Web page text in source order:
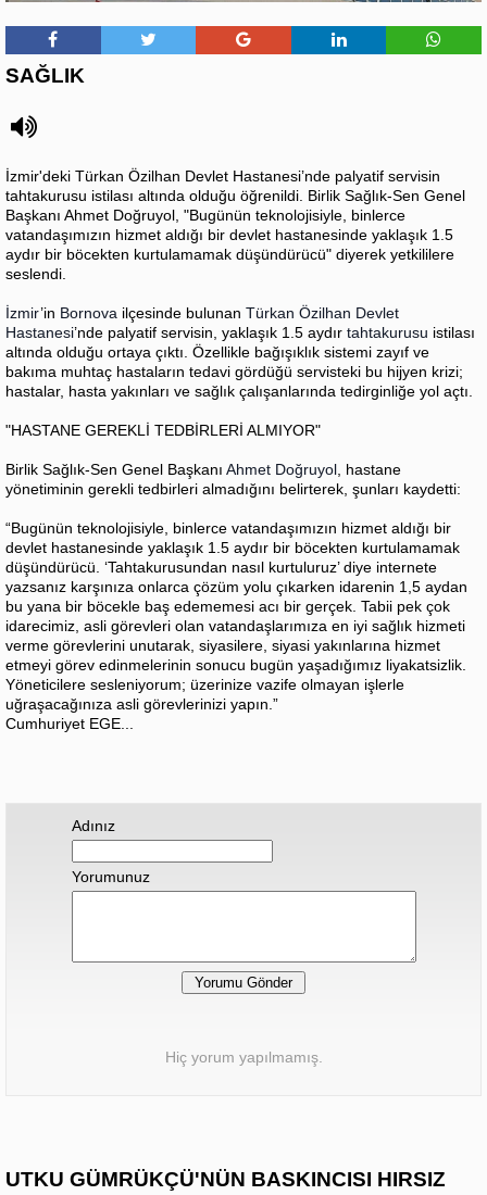
SAĞLIK
İzmir'deki Türkan Özilhan Devlet Hastanesi’nde palyatif servisin
tahtakurusu istilası altında olduğu öğrenildi. Birlik Sağlık-Sen Genel
Başkanı Ahmet Doğruyol, "Bugünün teknolojisiyle, binlerce
vatandaşımızın hizmet aldığı bir devlet hastanesinde yaklaşık 1.5
aydır bir böcekten kurtulamamak düşündürücü" diyerek yetkililere
seslendi.
İzmir’in Bornova ilçesinde bulunan Türkan Özilhan Devlet
Hastanesi’nde palyatif servisin, yaklaşık 1.5 aydır tahtakurusu istilası
altında olduğu ortaya çıktı. Özellikle bağışıklık sistemi zayıf ve
bakıma muhtaç hastaların tedavi gördüğü servisteki bu hijyen krizi;
hastalar, hasta yakınları ve sağlık çalışanlarında tedirginliğe yol açtı.
"HASTANE GEREKLİ TEDBİRLERİ ALMIYOR"
Birlik Sağlık-Sen Genel Başkanı Ahmet Doğruyol, hastane
yönetiminin gerekli tedbirleri almadığını belirterek, şunları kaydetti:
“Bugünün teknolojisiyle, binlerce vatandaşımızın hizmet aldığı bir
devlet hastanesinde yaklaşık 1.5 aydır bir böcekten kurtulamamak
düşündürücü. ‘Tahtakurusundan nasıl kurtuluruz’ diye internete
yazsanız karşınıza onlarca çözüm yolu çıkarken idarenin 1,5 aydan
bu yana bir böcekle baş edememesi acı bir gerçek. Tabii pek çok
idarecimiz, asli görevleri olan vatandaşlarımıza en iyi sağlık hizmeti
verme görevlerini unutarak, siyasilere, siyasi yakınlarına hizmet
etmeyi görev edinmelerinin sonucu bugün yaşadığımız liyakatsizlik.
Yöneticilere sesleniyorum; üzerinize vazife olmayan işlerle
uğraşacağınıza asli görevlerinizi yapın.”
Cumhuriyet EGE...
Adınız
Yorumunuz
Hiç yorum yapılmamış.
UTKU GÜMRÜKÇÜ'NÜN BASKINCISI HIRSIZ